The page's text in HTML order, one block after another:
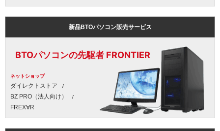
新品BTOパソコン販売サービス
BTOパソコンの先駆者 FRONTIER
ネットショップ
ダイレクトストア
BZ PRO（法人向け）
FREX∀R